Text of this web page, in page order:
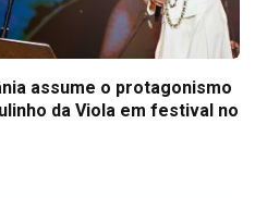
assume o protagonismo
da Viola em festival no